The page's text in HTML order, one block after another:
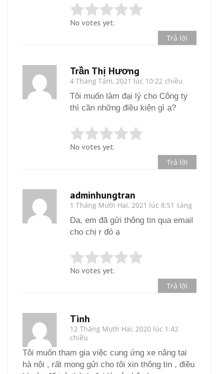
No votes yet.
Trả lời
Trần Thị Hương
4 Tháng Tám, 2021 lúc 10:22 chiều
Tôi muốn làm đại lý cho Công ty
thì cần những điều kiện gì ạ?
No votes yet.
Trả lời
adminhungtran
1 Tháng Mười Hai, 2021 lúc 8:51 sáng
Da, em đã gửi thông tin qua email
cho chị r đó ạ
No votes yet.
Trả lời
Tình
12 Tháng Mười Hai, 2020 lúc 1:42
chiều
Tôi muốn tham gia việc cung ứng xe nâng tại
hà nội , rất mong gửi cho tôi xin thông tin , điều